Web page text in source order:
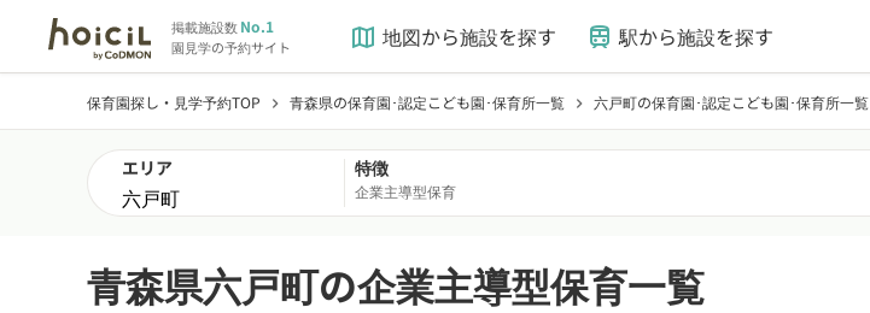
掲載施設数No.1
園見学の予約サイト map 地図から施設を探す train 駅から施設を探す
保育園探し・見学予約TOP chevron_right 青森県の保育園･認定こども園･保育所一覧 chevron_right 六戸町の保育園･認定こども園･保育所一覧
エリア 特徴
企業主導型保育
青森県六戸町の企業主導型保育一覧